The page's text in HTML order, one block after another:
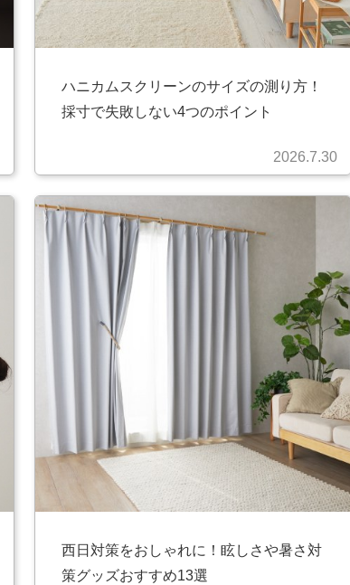
ハニカムスクリーンのサイズの測り方！
採寸で失敗しない4つのポイント
2026.7.30
西日対策をおしゃれに！眩しさや暑さ対
策グッズおすすめ13選